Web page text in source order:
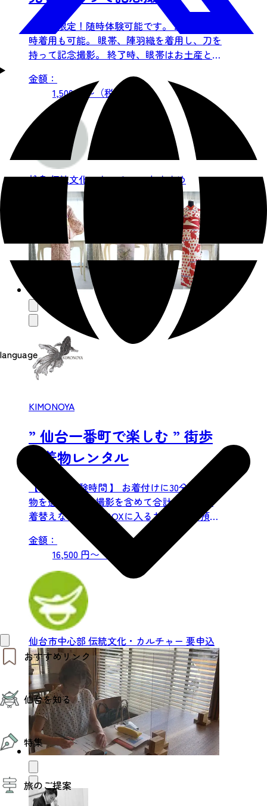
language
おすすめリンク
仙台夜時間
モデルコース
エリアガイド
お知らせ
お得なチケット
仙台を知る
仙台の魅力
エリアガイド
復興に向けて
仙台から行く東北周遊旅
伝統的工芸品
特集
特集
夜時間トピックス
旅のご提案
入館者限定！随時体験可能です。 2名まで同
時着用も可能。 眼帯、陣羽織を着用し、刀を
持って記念撮影。 終了時、眼帯はお土産とし
金額：
1,500 円〜（税込）
松島伝統文化・カルチャーおすすめ
KIMONOYA
” 仙台一番町で楽しむ ” 街歩
き着物レンタル
【 当日の体験時間 】 お着付けに30分程。 着
物を選ぶ、店内撮影を含めて合計1時間程。
着替えなど、規定BOXに入るお荷物はお預か
金額：
16,500 円〜（税込）
仙台市中心部 伝統文化・カルチャー 要申込